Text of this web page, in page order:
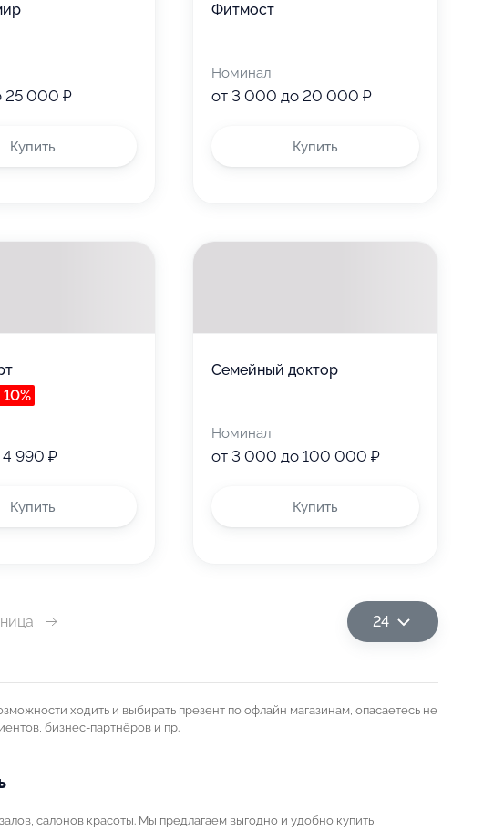
25 000 ₽
Купить
Фитмост
Номинал
от 3 000 до 20 000 ₽
Купить
4 990 ₽
Купить
Семейный доктор
Номинал
от 3 000 до 100 000 ₽
Купить
24
ходить и выбирать презент по офлайн магазинам, опасаетесь не
бизнес-партнёров и пр.
салонов красоты. Мы предлагаем выгодно и удобно купить